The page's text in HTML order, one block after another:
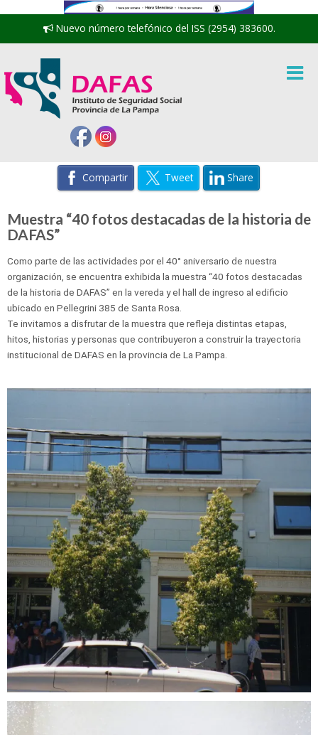
Nuevo número telefónico del ISS (2954) 383600.
Compartir Tweet Share
Muestra “40 fotos destacadas de la historia de
DAFAS”
Como parte de las actividades por el 40° aniversario de nuestra
organización, se encuentra exhibida la muestra “40 fotos destacadas
de la historia de DAFAS” en la vereda y el hall de ingreso al edificio
ubicado en Pellegrini 385 de Santa Rosa.
Te invitamos a disfrutar de la muestra que refleja distintas etapas,
hitos, historias y personas que contribuyeron a construir la trayectoria
institucional de DAFAS en la provincia de La Pampa.